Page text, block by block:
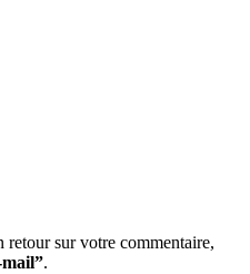
retour sur votre commentaire,
.